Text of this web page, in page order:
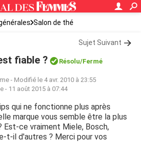
Salon de thé
Sujet Suivant
fiable ? Résolu/Fermé
- Modifié le 4 avr. 2010 à 23:55
- 11 août 2015 à 07:44
qui ne fonctionne plus après
marque vous semble être la plus
ce vraiment Miele, Bosch,
t-il d'autres ? Merci pour vos